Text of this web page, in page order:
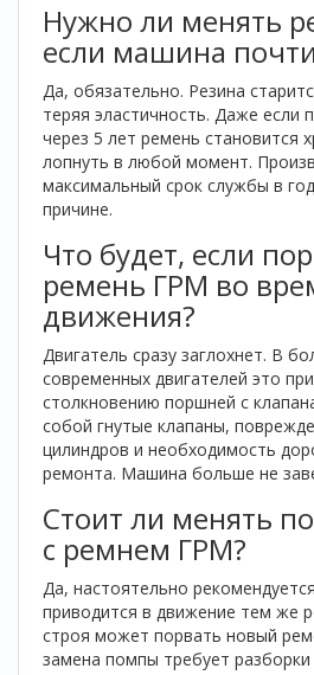
Нужно ли менять
если машина
Да, обязательно. Резина
теряя эластичность. Даже если
через 5 лет ремень становится
лопнуть в любой момент.
максимальный срок службы в
причине.
Что будет, если
ремень ГРМ во
движения?
Двигатель сразу заглохнет. В
современных двигателей это
столкновению поршней с
собой гнутые клапаны,
цилиндров и необходимость
ремонта. Машина больше не
Стоит ли менять
с ремнем ГРМ?
Да, настоятельно
приводится в движение тем же
строя может порвать новый
замена помпы требует